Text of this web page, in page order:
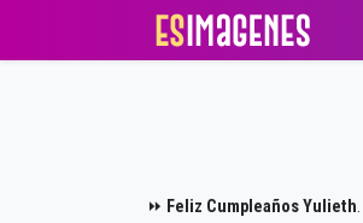
⏩ Feliz Cumpleaños Yulieth